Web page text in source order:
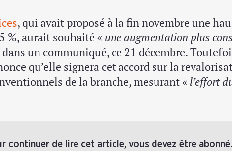
, qui avait proposé à la fin novembre une
%, aurait souhaité « une augmentation plus
un communiqué, ce 21 décembre.
qu’elle signera cet accord sur la
de la branche, mesurant « l’effort
continuer de lire cet article, vous devez être abonné.